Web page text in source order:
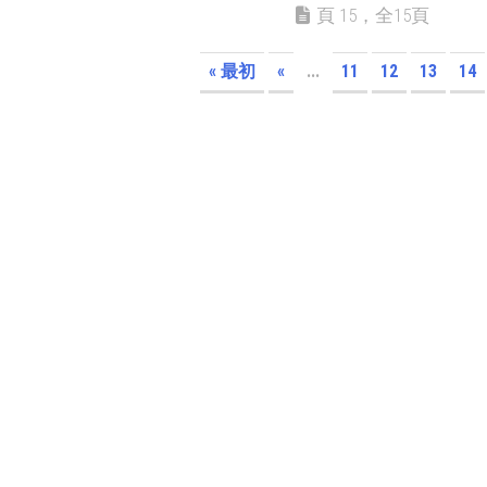
頁 15，全15頁
« 最初 « ... 11 12 13 14